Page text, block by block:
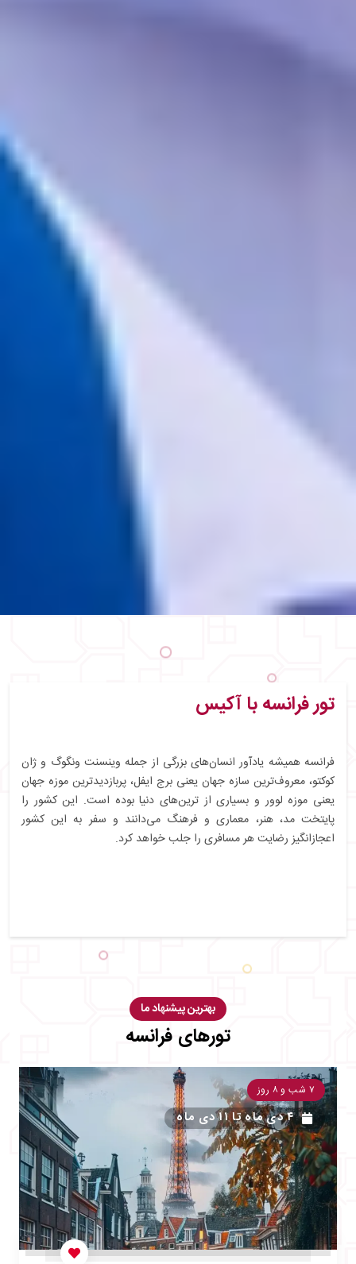
تور فرانسه با آکیس
فرانسه همیشه یادآور انسان‌های بزرگی از جمله وینسنت ونگوگ و ژان
کوکتو، معروف‌ترین سازه جهان یعنی برج ایفل، پربازدیدترین موزه جهان
یعنی موزه لوور و بسیاری از ترین‌‎های دنیا بوده است. این کشور را
پایتخت مد، هنر، معماری و فرهنگ می‌دانند و سفر به این کشور
اعجازانگیز رضایت هر مسافری را جلب خواهد کرد.
بهترین پیشنهاد ما
تورهای فرانسه
۷ شب و ۸ روز
۴ دی ماه تا۱۱ دی ماه